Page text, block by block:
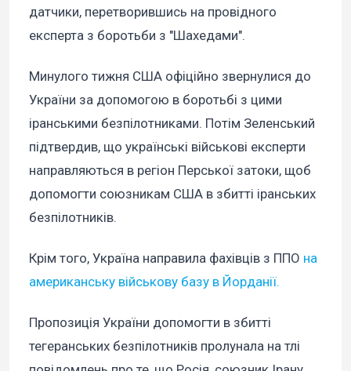
датчики, перетворившись на провідного
експерта з боротьби з "Шахедами".
Минулого тижня США офіційно звернулися до
України за допомогою в боротьбі з цими
іранськими безпілотниками. Потім Зеленський
підтвердив, що українські військові експерти
направляються в регіон Перської затоки, щоб
допомогти союзникам США в збитті іранських
безпілотників.
Крім того, Україна направила фахівців з ППО на
американську військову базу в Йорданії.
Пропозиція України допомогти в збитті
тегеранських безпілотників пролунала на тлі